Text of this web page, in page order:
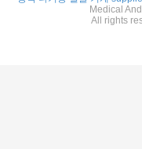
Medical
All rights